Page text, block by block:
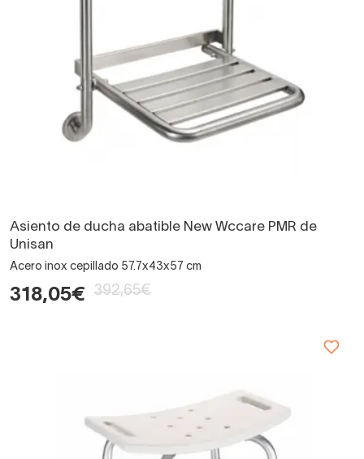
Asiento de ducha abatible New Wccare PMR de
Unisan
Acero inox cepillado 57.7x43x57 cm
318,05€ 392,65€